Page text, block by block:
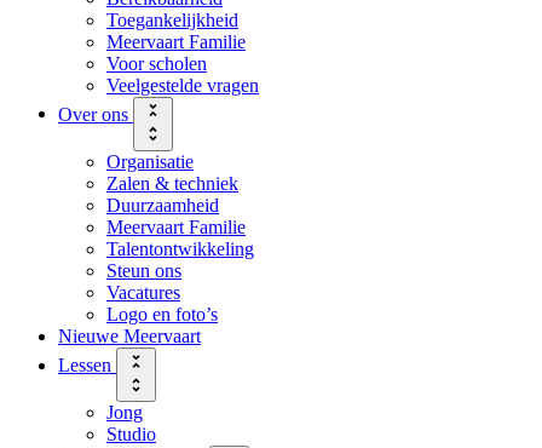
Toegankelijkheid
Meervaart Familie
Voor scholen
Veelgestelde vragen
Over ons
Organisatie
Zalen & techniek
Duurzaamheid
Meervaart Familie
Talentontwikkeling
Steun ons
Vacatures
Logo en foto’s
Nieuwe Meervaart
Lessen
Jong
Studio